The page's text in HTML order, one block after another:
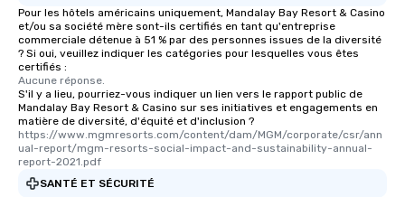
Pour les hôtels américains uniquement, Mandalay Bay Resort & Casino
et/ou sa société mère sont-ils certifiés en tant qu'entreprise
commerciale détenue à 51 % par des personnes issues de la diversité
? Si oui, veuillez indiquer les catégories pour lesquelles vous êtes
certifiés :
Aucune réponse.
S'il y a lieu, pourriez-vous indiquer un lien vers le rapport public de
Mandalay Bay Resort & Casino sur ses initiatives et engagements en
matière de diversité, d'équité et d'inclusion ?
https://www.mgmresorts.com/content/dam/MGM/corporate/csr/ann
ual-report/mgm-resorts-social-impact-and-sustainability-annual-
report-2021.pdf
SANTÉ ET SÉCURITÉ